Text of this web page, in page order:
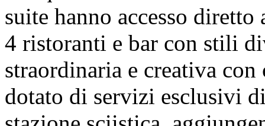
suite hanno accesso
4 ristoranti e bar con stili
straordinaria e creativa
dotato di servizi esclusivi